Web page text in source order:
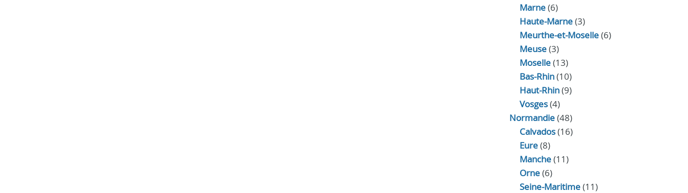
Marne(6)
Haute-Marne(3)
Meurthe-et-Moselle(6)
Meuse(3)
Moselle(13)
Bas-Rhin(10)
Haut-Rhin(9)
Vosges(4)
Normandie(48)
Calvados(16)
Eure(8)
Manche(11)
Orne(6)
Seine-Maritime(11)